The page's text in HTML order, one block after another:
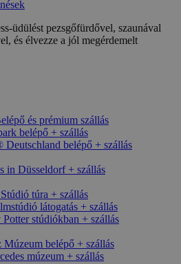
üdülést pezsgőfürdővel, szaunával
és élvezze a jól megérdemelt
és prémium szállás
belépő + szállás
belépő + szállás
in Düsseldorf + szállás
túra + szállás
látogatás + szállás
stúdiókban + szállás
Múzeum belépő + szállás
múzeum + szállás